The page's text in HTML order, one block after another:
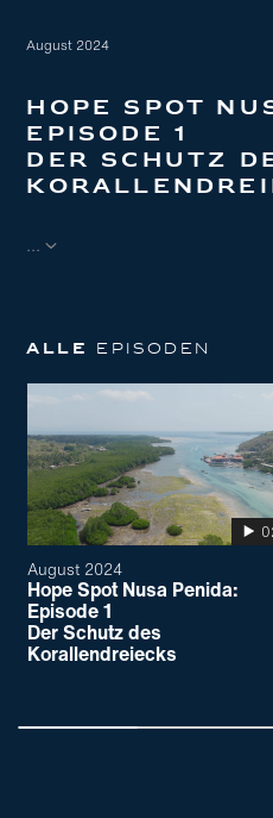
August 2024
Hope Spot
Episode 1
Der Schutz
...
Alle EPISODEN
August 2024
Hope Spot Nusa Penida:
Episode 1
Der Schutz des
Korallendreiecks